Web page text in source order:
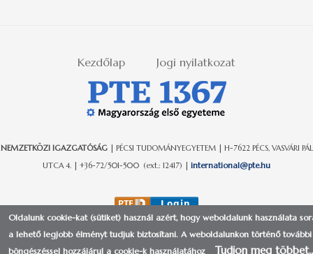
Kezdőlap Jogi nyilatkozat
NEMZETKÖZI IGAZGATÓSÁG| PÉCSI TUDOMÁNYEGYETEM | H-7622 PÉCS, VASVÁRI PÁL
UTCA 4. | +36-72/501-500 (ext.: 12417) | international@pte.hu
Oldalunk cookie-kat (sütiket) használ azért, hogy weboldalunk használata
a lehető legjobb élményt tudjuk biztosítani. A weboldalunkon történő további
böngészéssel hozzájárul a cookie-k használatához
Tudjon meg